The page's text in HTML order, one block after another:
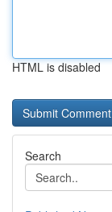
HTML is disabled
Search